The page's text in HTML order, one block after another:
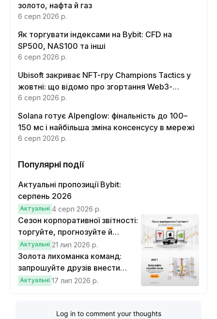
золото, нафта й газ
6 серп 2026 р.
Як торгувати індексами на Bybit: CFD на
SP500, NAS100 та інші
6 серп 2026 р.
Ubisoft закриває NFT-гру Champions Tactics у
жовтні: що відомо про згортання Web3-
функцій
6 серп 2026 р.
Solana готує Alpenglow: фінальність до 100–
150 мс і найбільша зміна консенсусу в мережі
6 серп 2026 р.
Популярні події
Актуальні пропозиції Bybit:
серпень 2026
Актуальні 4 серп 2026 р.
Сезон корпоративної звітності:
торгуйте, прогнозуйте й
вигравайте Cybertruck
Актуальні 21 лип 2026 р.
Золота лихоманка команд:
запрошуйте друзів внести
депозит на $100 і торгувати на
Актуальні 17 лип 2026 р.
Log in to comment your thoughts